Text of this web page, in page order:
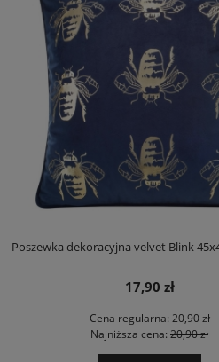
Poszewka dekoracyjna velvet Blink
17,90 zł
Cena regularna:20,90 zł
Najniższa cena: 20,90 zł